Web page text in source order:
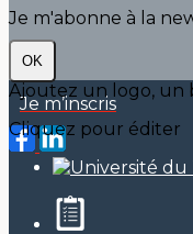
Je m'abonne à la
OK
Je m’inscris
Ajoutez un logo, un
Cliquez pour éditer